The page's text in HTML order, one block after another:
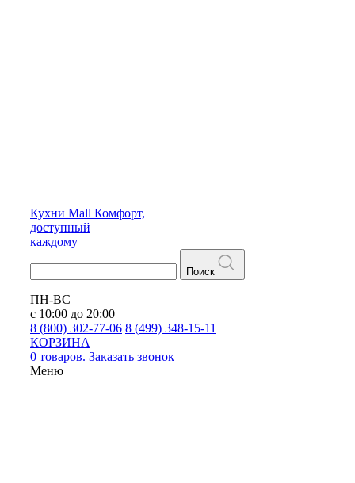
Кухни Mall Комфорт,
доступный
каждому
Поиск
ПН-ВС
с 10:00 до 20:00
8 (800) 302-77-06 8 (499) 348-15-11
КОРЗИНА
0 товаров. Заказать звонок
Меню